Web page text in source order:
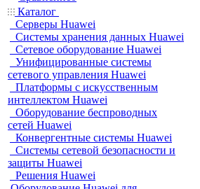
Каталог
Серверы Huawei
Системы хранения данных Huawei
Сетевое оборудование Huawei
Унифицированные системы
сетевого управления Huawei
Платформы с искусственным
интеллектом Huawei
Оборудование беспроводных
сетей Huawei
Конвергентные системы Huawei
Системы сетевой безопасности и
защиты Huawei
Решения Huawei